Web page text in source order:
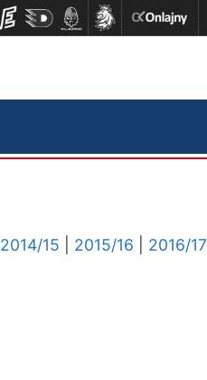
2014/15 2015/16 2016/17